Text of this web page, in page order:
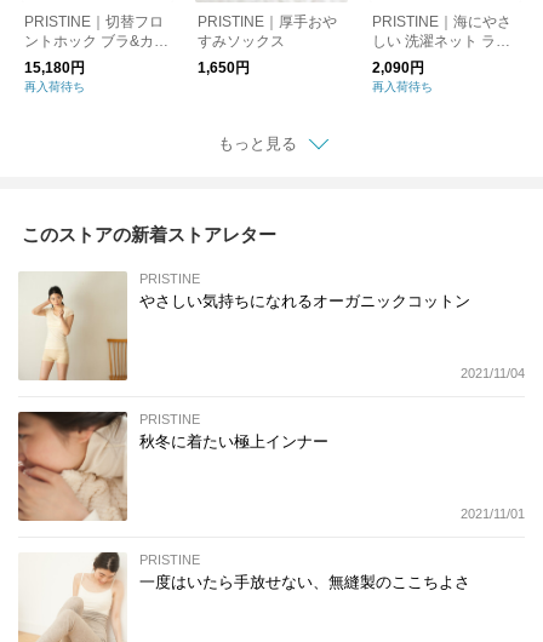
PRISTINE｜切替フロ
ントホック ブラ&カル
ソンショーツセット
15,180円
再入荷待ち
PRISTINE｜厚手おや
すみソックス
1,650円
PRISTINE｜海にやさ
しい 洗濯ネット ラン
ジェリー用
2,090円
再入荷待ち
もっと見る
このストアの新着ストアレター
PRISTINE
やさしい気持ちになれるオーガニックコットン
2021/11/04
PRISTINE
秋冬に着たい極上インナー
2021/11/01
PRISTINE
一度はいたら手放せない、無縫製のここちよさ